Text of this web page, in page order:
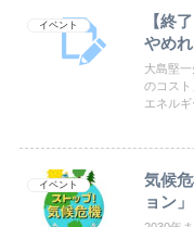
イベント
【終
やめ
大島堅
のコス
エネル
イベント
気候
ョン」